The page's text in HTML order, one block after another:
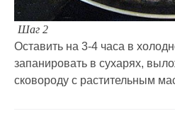
Шаг 2
Оставить на 3-4 часа в
запанировать в сухарях,
сковороду с растительным